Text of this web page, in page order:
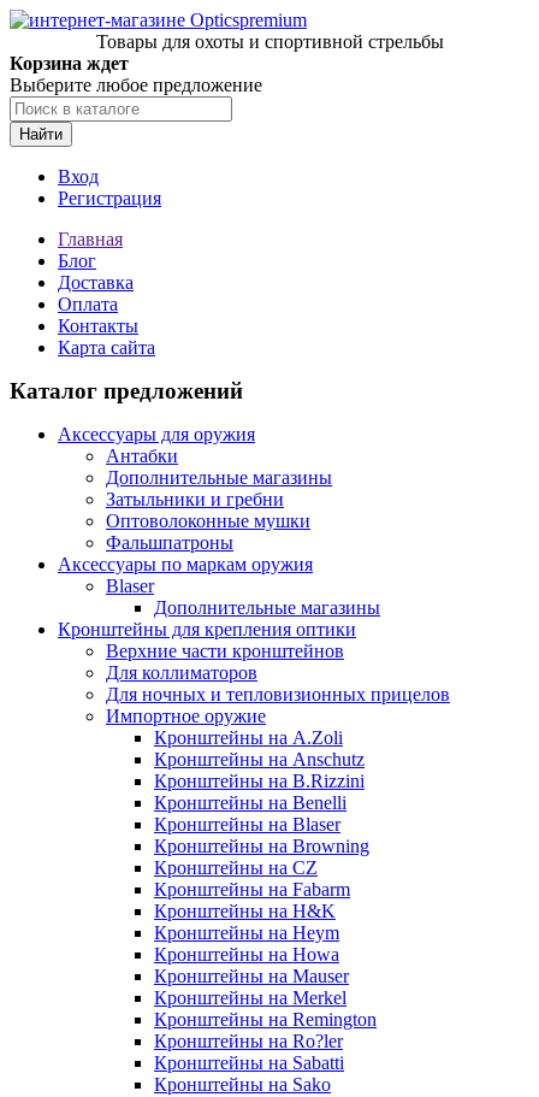
Товары для охоты и спортивной стрельбы
Корзина ждет
Выберите любое предложение
Найти
Вход
Регистрация
Главная
Блог
Доставка
Оплата
Контакты
Карта сайта
Каталог предложений
Аксессуары для оружия
Антабки
Дополнительные магазины
Затыльники и гребни
Оптоволоконные мушки
Фальшпатроны
Аксессуары по маркам оружия
Blaser
Дополнительные магазины
Кронштейны для крепления оптики
Верхние части кронштейнов
Для коллиматоров
Для ночных и тепловизионных прицелов
Импортное оружие
Кронштейны на A.Zoli
Кронштейны на Anschutz
Кронштейны на B.Rizzini
Кронштейны на Benelli
Кронштейны на Blaser
Кронштейны на Browning
Кронштейны на CZ
Кронштейны на Fabarm
Кронштейны на H&K
Кронштейны на Heym
Кронштейны на Howa
Кронштейны на Mauser
Кронштейны на Merkel
Кронштейны на Remington
Кронштейны на Ro?ler
Кронштейны на Sabatti
Кронштейны на Sako